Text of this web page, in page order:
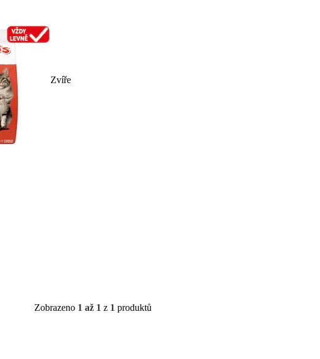
Zvíře
Zobrazeno 1 až 1 z 1 produktů